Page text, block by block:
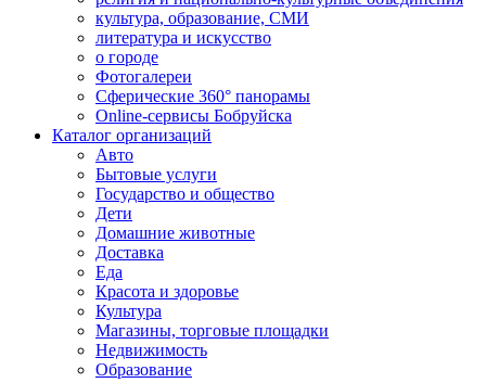
культура, образование, СМИ
литература и искусство
о городе
Фотогалереи
Сферические 360° панорамы
Online-сервисы Бобруйска
Каталог организаций
Авто
Бытовые услуги
Государство и общество
Дети
Домашние животные
Доставка
Еда
Красота и здоровье
Культура
Магазины, торговые площадки
Недвижимость
Образование